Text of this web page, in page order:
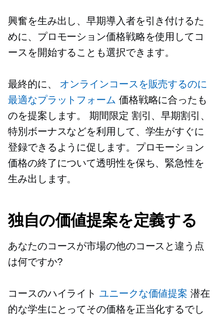
興奮を生み出し、早期導入者を引き付けるた
めに、プロモーション価格戦略を使用してコ
ースを開始することも選択できます。
最終的に、 オンラインコースを販売するのに
最適なプラットフォーム 価格戦略に合ったも
のを提案します。期間限定 割引、早期割引、
特別ボーナスなどを利用して、学生がすぐに
登録できるように促します。プロモーション
価格の終了について透明性を保ち、緊急性を
生み出します。
独自の価値提案を定義する
あなたのコースが市場の他のコースと違う点
は何ですか?
コースのハイライト ユニークな価値提案 潜在
的な学生にとってその価格を正当化するでし